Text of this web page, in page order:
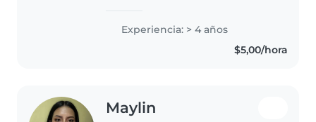
tengo una nena de 4 años a
veces si eh perdido la paciencia..
Experiencia: > 4 años
$5,00/hora
Maylin